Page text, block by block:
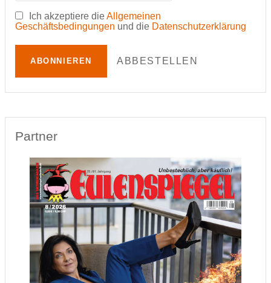
Ich akzeptiere dieAllgemeinen
Geschäftsbedingungen und die Datenschutzerklärung
ABONNIEREN ABBESTELLEN
Partner